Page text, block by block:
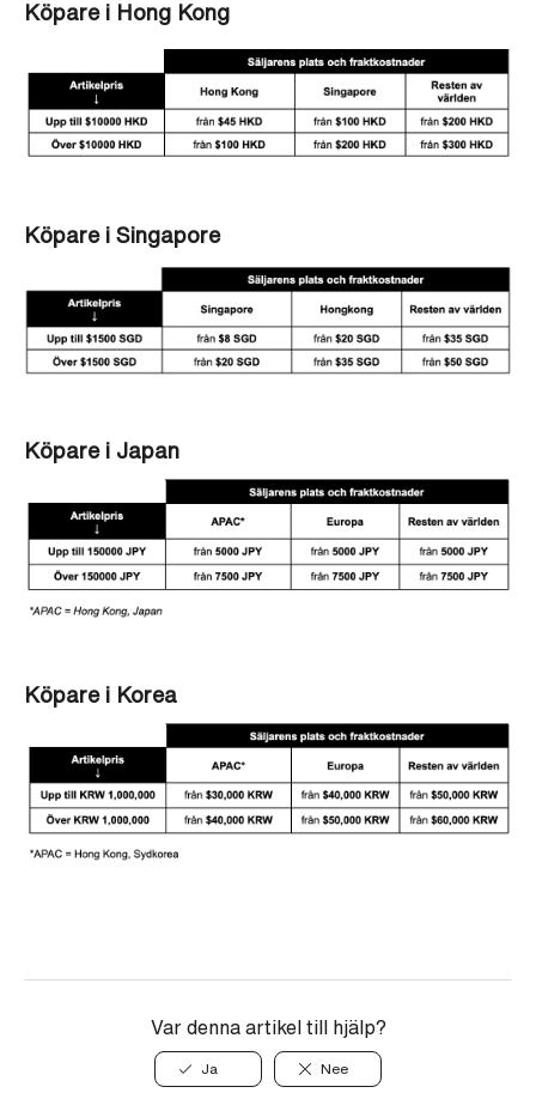
Köpare i Hong Kong
Köpare i Singapore
Köpare i Japan
Köpare i Korea
Var denna artikel till hjälp?
Ja Nee